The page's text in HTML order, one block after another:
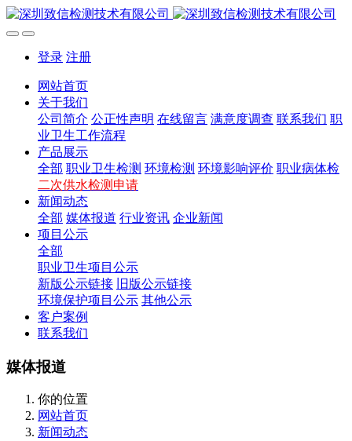
登录 注册
网站首页
关于我们
公司简介 公正性声明 在线留言 满意度调查 联系我们 职
业卫生工作流程
产品展示
全部 职业卫生检测 环境检测 环境影响评价 职业病体检
二次供水检测申请
新闻动态
全部 媒体报道 行业资讯 企业新闻
项目公示
全部
职业卫生项目公示
新版公示链接
旧版公示链接
环境保护项目公示 其他公示
客户案例
联系我们
媒体报道
你的位置
网站首页
新闻动态